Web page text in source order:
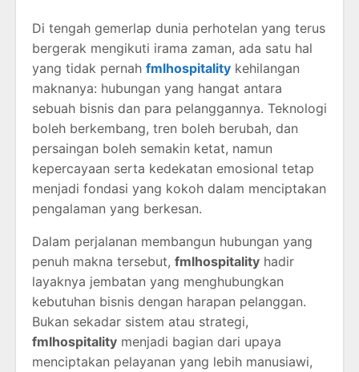
Di tengah gemerlap dunia perhotelan yang terus
bergerak mengikuti irama zaman, ada satu hal
yang tidak pernah fmlhospitality kehilangan
maknanya: hubungan yang hangat antara
sebuah bisnis dan para pelanggannya. Teknologi
boleh berkembang, tren boleh berubah, dan
persaingan boleh semakin ketat, namun
kepercayaan serta kedekatan emosional tetap
menjadi fondasi yang kokoh dalam menciptakan
pengalaman yang berkesan.
Dalam perjalanan membangun hubungan yang
penuh makna tersebut, fmlhospitality hadir
layaknya jembatan yang menghubungkan
kebutuhan bisnis dengan harapan pelanggan.
Bukan sekadar sistem atau strategi,
fmlhospitality menjadi bagian dari upaya
menciptakan pelayanan yang lebih manusiawi,